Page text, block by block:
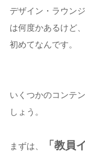
デザイン・ラウン
は何度かあるけど
初めてなんです。
いくつかのコンテ
しょう。
まずは、
「教員